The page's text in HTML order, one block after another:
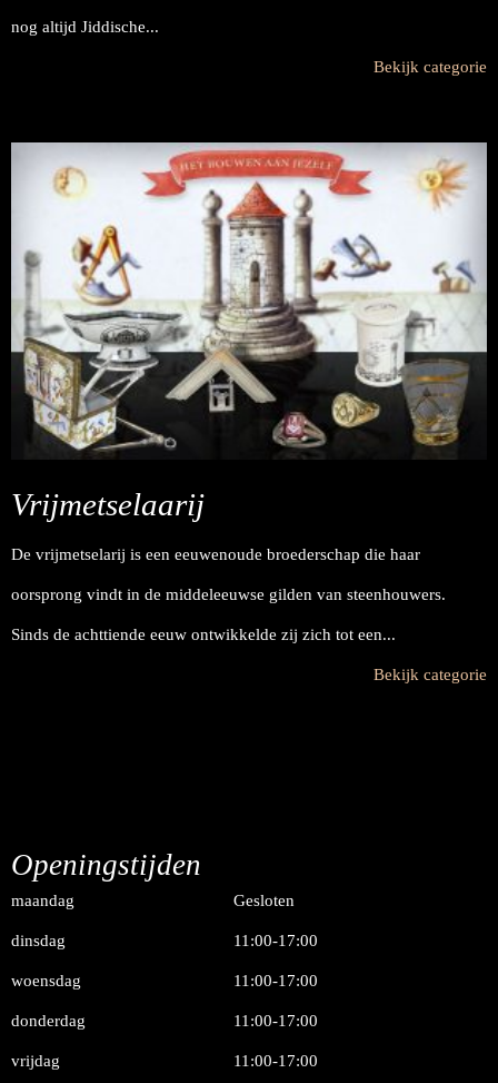
nog altijd Jiddische...
Vrijmetselaarij
De vrijmetselarij is een eeuwenoude broederschap die haar
oorsprong vindt in de middeleeuwse gilden van steenhouwers.
Sinds de achttiende eeuw ontwikkelde zij zich tot een...
Openingstijden
maandag Gesloten
dinsdag 11:00-17:00
woensdag 11:00-17:00
donderdag 11:00-17:00
vrijdag 11:00-17:00